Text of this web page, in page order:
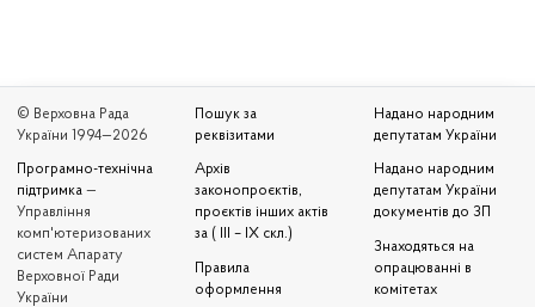
© Верховна Рада
України 1994—2026
Програмно-технічна
підтримка —
Управління
комп'ютеризованих
систем Апарату
Верховної Ради
України
Пошук за
реквізитами
Архів
законопроєктів,
проєктів інших актів
за ( III – IX скл.)
Правила
оформлення
Надано народним
депутатам України
Надано народним
депутатам України
документів до ЗП
Знаходяться на
опрацюванні в
комітетах